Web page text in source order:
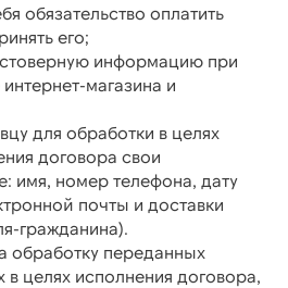
обязательство оплатить
его;
информацию при
магазина и
для обработки в целях
договора свои
имя, номер телефона, дату
почты и доставки
гражданина).
на обработку переданных
целях исполнения договора,